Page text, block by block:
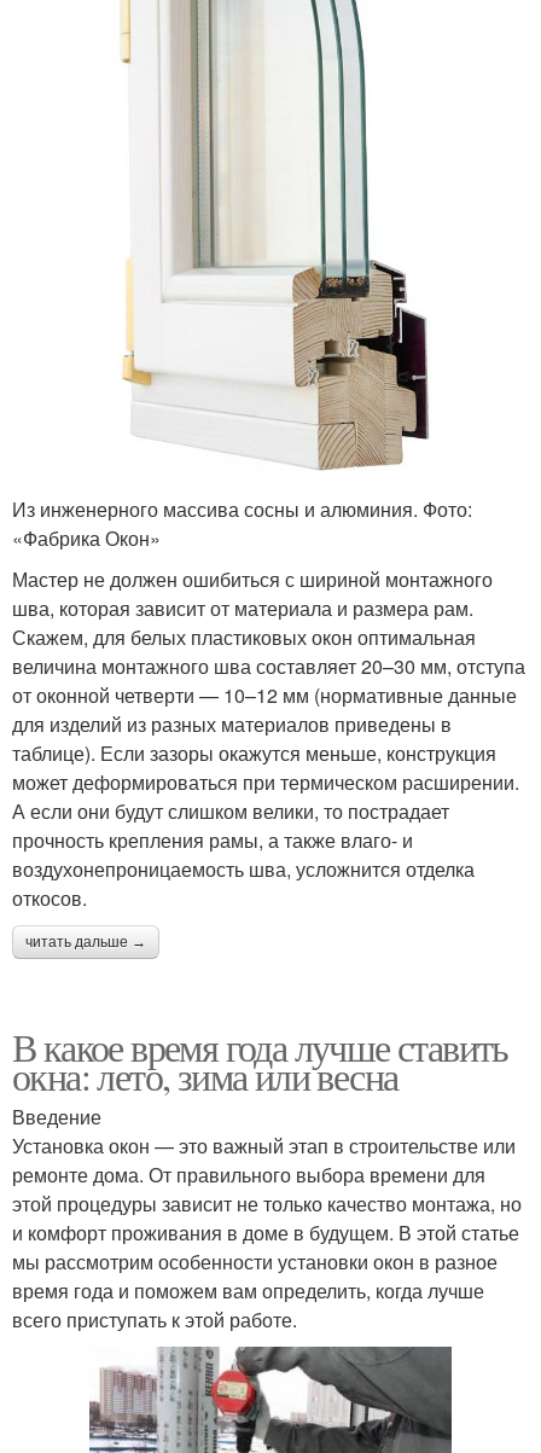
Из инженерного массива сосны и алюминия. Фото:
«Фабрика Окон»
Мастер не должен ошибиться с шириной монтажного
шва, которая зависит от материала и размера рам.
Скажем, для белых пластиковых окон оптимальная
величина монтажного шва составляет 20–30 мм, отступа
от оконной четверти — 10–12 мм (нормативные данные
для изделий из разных материалов приведены в
таблице). Если зазоры окажутся меньше, конструкция
может деформироваться при термическом расширении.
А если они будут слишком велики, то пострадает
прочность крепления рамы, а также влаго- и
воздухонепроницаемость шва, усложнится отделка
откосов.
читать дальше →
В какое время года лучше ставить
окна: лето, зима или весна
Введение
Установка окон — это важный этап в строительстве или
ремонте дома. От правильного выбора времени для
этой процедуры зависит не только качество монтажа, но
и комфорт проживания в доме в будущем. В этой статье
мы рассмотрим особенности установки окон в разное
время года и поможем вам определить, когда лучше
всего приступать к этой работе.